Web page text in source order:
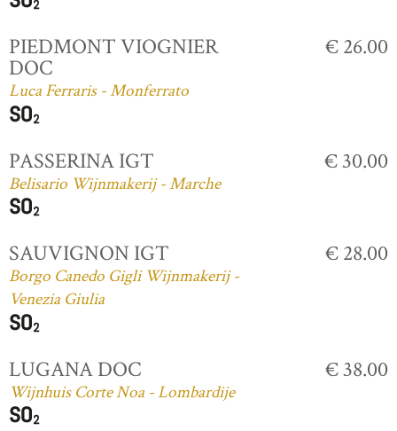
PIEDMONT VIOGNIER
DOC
Luca Ferraris - Monferrato
€ 26.00
PASSERINA IGT
Belisario Wijnmakerij - Marche
€ 30.00
SAUVIGNON IGT
Borgo Canedo Gigli Wijnmakerij -
Venezia Giulia
€ 28.00
LUGANA DOC
Wijnhuis Corte Noa - Lombardije
€ 38.00